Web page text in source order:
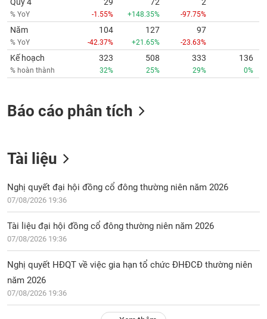
% YoY -1.55% +148.35% -97.75%
Năm
% YoY
104
-42.37%
127
+21.65%
97
-23.63%
Kế hoạch
% hoàn thành
323
32%
508
25%
333
29%
136
0%
Báo cáo phân tích
Tài liệu
Nghị quyết đại hội đồng cổ đông thường niên năm 2026
07/08/2026 19:36
Tài liệu đại hội đồng cổ đông thường niên năm 2026
07/08/2026 19:36
Nghị quyết HĐQT về việc gia hạn tổ chức ĐHĐCĐ thường niên
năm 2026
07/08/2026 19:36